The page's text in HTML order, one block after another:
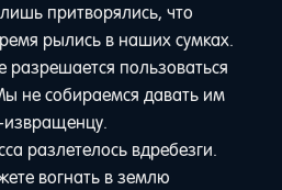
притворялись, что
рылись в наших сумках.
пользоваться
не собираемся давать им
извращенцу.
разлетелось вдребезги.
вогнать в землю